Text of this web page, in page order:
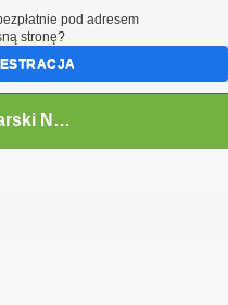
Wyciąg Narciarski NOWA MORAWA -Stronie Śląskie, narty w Masywie Śnieżnika.
pod adresem
stronę?